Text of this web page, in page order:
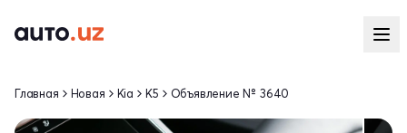
Главная Новая Kia K5 Объявление № 3640